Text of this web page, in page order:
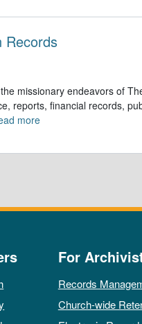
Records
missionary endeavors of
reports, financial records,
more
For
Records
Church-wide